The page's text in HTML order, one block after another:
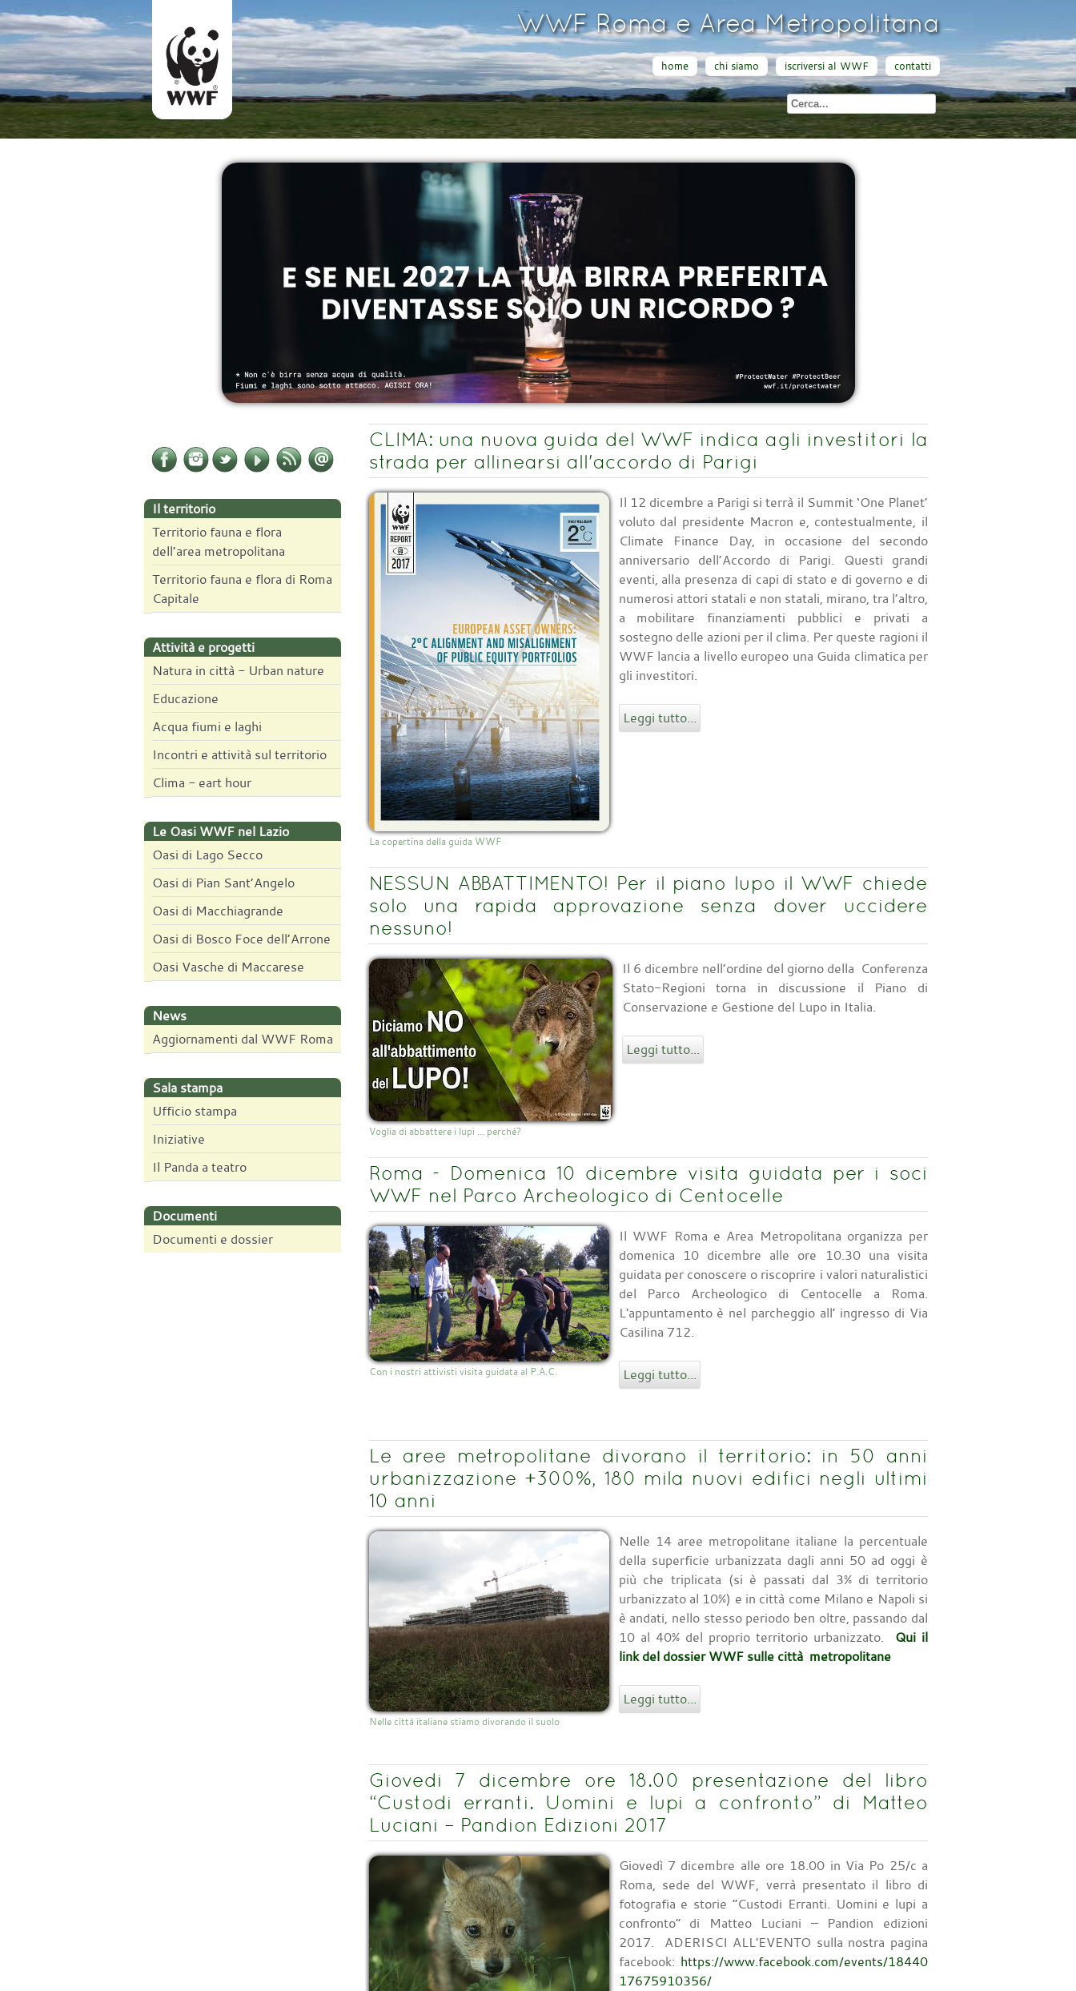
WWF Roma e Area Metropolitana
home chi siamo iscriversi al WWF contatti
Il territorio
Territorio fauna e flora
dell’area metropolitana
Territorio fauna e flora di Roma
Capitale
Attività e progetti
Natura in città - Urban nature
Educazione
Acqua fiumi e laghi
Incontri e attività sul territorio
Clima - eart hour
Le Oasi WWF nel Lazio
Oasi di Lago Secco
Oasi di Pian Sant’Angelo
Oasi di Macchiagrande
Oasi di Bosco Foce dell’Arrone
Oasi Vasche di Maccarese
News
Aggiornamenti dal WWF Roma
Sala stampa
Ufficio stampa
Iniziative
Il Panda a teatro
Documenti
Documenti e dossier
CLIMA: una nuova guida del WWF indica agli investitori la
strada per allinearsi all'accordo di Parigi
La copertina della guida WWF
Il 12 dicembre a Parigi si terrà il Summit ‘One Planet’
voluto dal presidente Macron e, contestualmente, il
Climate Finance Day, in occasione del secondo
anniversario dell’Accordo di Parigi. Questi grandi
eventi, alla presenza di capi di stato e di governo e di
numerosi attori statali e non statali, mirano, tra l’altro,
a mobilitare finanziamenti pubblici e privati a
sostegno delle azioni per il clima. Per queste ragioni il
WWF lancia a livello europeo una Guida climatica per
gli investitori.
Leggi tutto...
NESSUN ABBATTIMENTO! Per il piano lupo il WWF chiede
solo una rapida approvazione senza dover uccidere
nessuno!
Voglia di abbattere i lupi ... perché?
Il 6 dicembre nell’ordine del giorno della Conferenza
Stato-Regioni torna in discussione il Piano di
Conservazione e Gestione del Lupo in Italia.
Leggi tutto...
Roma - Domenica 10 dicembre visita guidata per i soci
WWF nel Parco Archeologico di Centocelle
Con i nostri attivisti visita guidata al P.A.C.
Il WWF Roma e Area Metropolitana organizza per
domenica 10 dicembre alle ore 10.30 una visita
guidata per conoscere o riscoprire i valori naturalistici
del Parco Archeologico di Centocelle a Roma.
L'appuntamento è nel parcheggio all’ ingresso di Via
Casilina 712.
Leggi tutto...
Le aree metropolitane divorano il territorio: in 50 anni
urbanizzazione +300%, 180 mila nuovi edifici negli ultimi
10 anni
Nelle città italiane stiamo divorando il suolo
Nelle 14 aree metropolitane italiane la percentuale
della superficie urbanizzata dagli anni 50 ad oggi è
più che triplicata (si è passati dal 3% di territorio
urbanizzato al 10%) e in città come Milano e Napoli si
è andati, nello stesso periodo ben oltre, passando dal
10 al 40% del proprio territorio urbanizzato. Qui il
link del dossier WWF sulle città metropolitane
Leggi tutto...
Giovedi 7 dicembre ore 18.00 presentazione del libro
“Custodi erranti. Uomini e lupi a confronto” di Matteo
Luciani – Pandion Edizioni 2017
Giovedì 7 dicembre alle ore 18.00 in Via Po 25/c a
Roma, sede del WWF, verrà presentato il libro di
fotografia e storie “Custodi Erranti. Uomini e lupi a
confronto” di Matteo Luciani – Pandion edizioni
2017. ADERISCI ALL'EVENTO sulla nostra pagina
facebook: https://www.facebook.com/events/18440
17675910356/